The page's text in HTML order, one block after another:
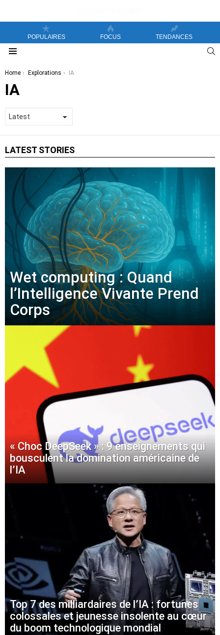
POPULAIRES FOCUS TENDANCES
You are here:
Home Explorations IA
IA
LATEST STORIES
Wet computing : Quand
l’Intelligence Vivante Prend
Corps
« Choc DeepSeek » : 9 enseignements qui
bousculent la domination américaine de
l’IA
Top 7 des milliardaires de l’IA : fortunes
colossales et jeunesse insolente au cœur
du boom technologique mondial